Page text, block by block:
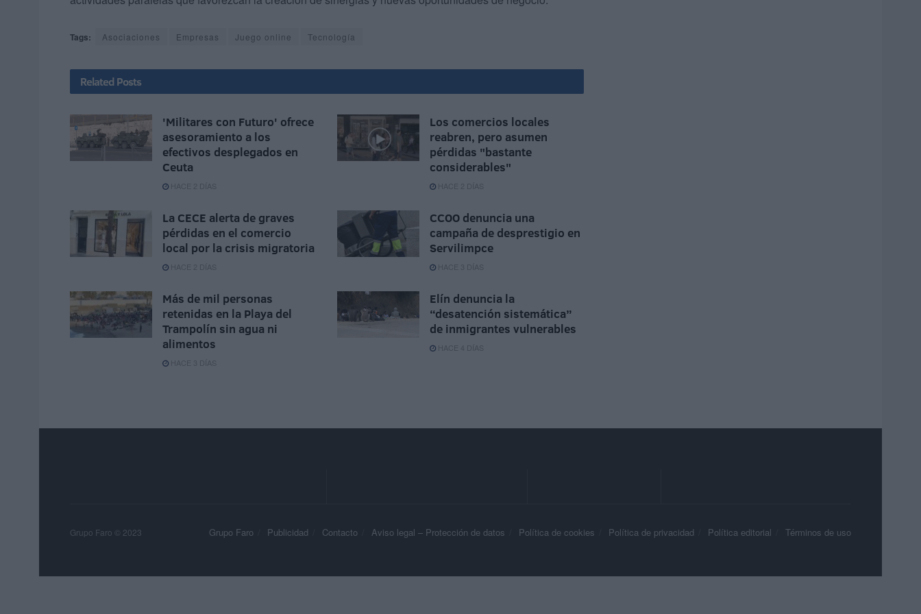
Tags: Asociaciones Empresas Juego online Tecnología
Related Posts
'Militares con Futuro' ofrece
asesoramiento a los
efectivos desplegados en
Ceuta
HACE 2 DÍAS
Los comercios locales
reabren, pero asumen
pérdidas "bastante
considerables"
HACE 2 DÍAS
La CECE alerta de graves
pérdidas en el comercio
local por la crisis migratoria
HACE 2 DÍAS
CCOO denuncia una
campaña de desprestigio en
Servilimpce
HACE 3 DÍAS
Más de mil personas
retenidas en la Playa del
Trampolín sin agua ni
alimentos
HACE 3 DÍAS
Elín denuncia la
“desatención sistemática”
de inmigrantes vulnerables
HACE 4 DÍAS
Grupo Faro Publicidad Contacto Aviso legal – Protección de datos Política de cookies Política de privacidad Política editorial Términos de uso
Grupo Faro © 2023